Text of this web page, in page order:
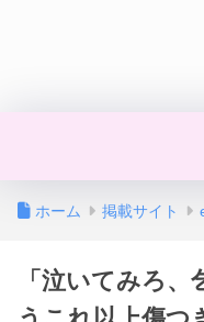
ホーム 掲載サイト
「泣いてみろ